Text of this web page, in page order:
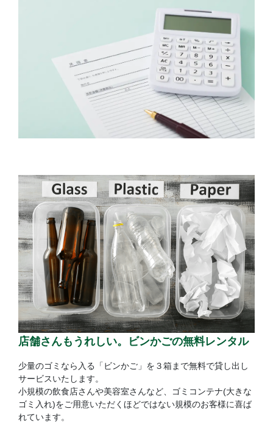
店舗さんもうれしい。ビンかごの無料レンタル
少量のゴミなら入る「ビンかご」を３箱まで無料で貸し出し
サービスいたします。
小規模の飲食店さんや美容室さんなど、ゴミコンテナ(大きな
ゴミ入れ)をご用意いただくほどではない規模のお客様に喜ば
れています。